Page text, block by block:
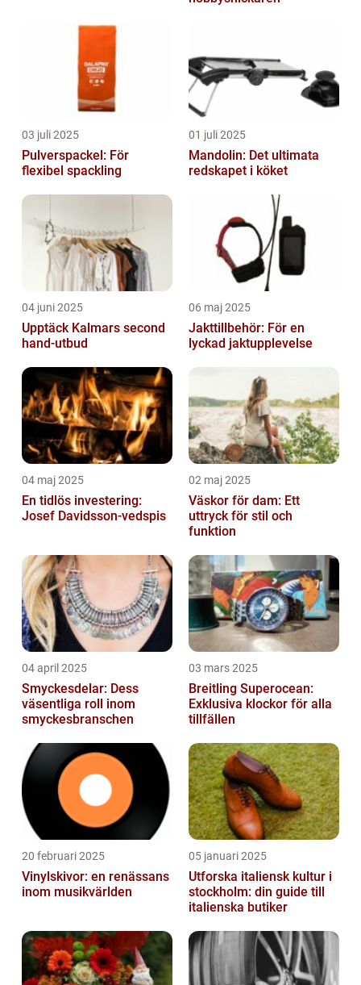
03 juli 2025
Pulverspackel: För
flexibel spackling
01 juli 2025
Mandolin: Det ultimata
redskapet i köket
04 juni 2025
Upptäck Kalmars second
hand-utbud
06 maj 2025
Jakttillbehör: För en
lyckad jaktupplevelse
04 maj 2025
En tidlös investering:
Josef Davidsson-vedspis
02 maj 2025
Väskor för dam: Ett
uttryck för stil och
funktion
04 april 2025
Smyckesdelar: Dess
väsentliga roll inom
smyckesbranschen
03 mars 2025
Breitling Superocean:
Exklusiva klockor för alla
tillfällen
20 februari 2025
Vinylskivor: en renässans
inom musikvärlden
05 januari 2025
Utforska italiensk kultur i
stockholm: din guide till
italienska butiker